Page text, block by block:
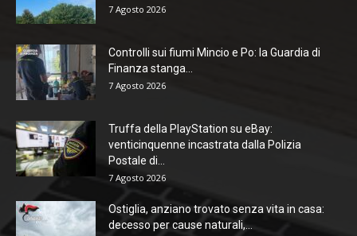
7 Agosto 2026
Controlli sui fiumi Mincio e Po: la Guardia di
Finanza stanga...
7 Agosto 2026
Truffa della PlayStation su eBay:
venticinquenne incastrata dalla Polizia
Postale di...
7 Agosto 2026
Ostiglia, anziano trovato senza vita in casa:
decesso per cause naturali,...